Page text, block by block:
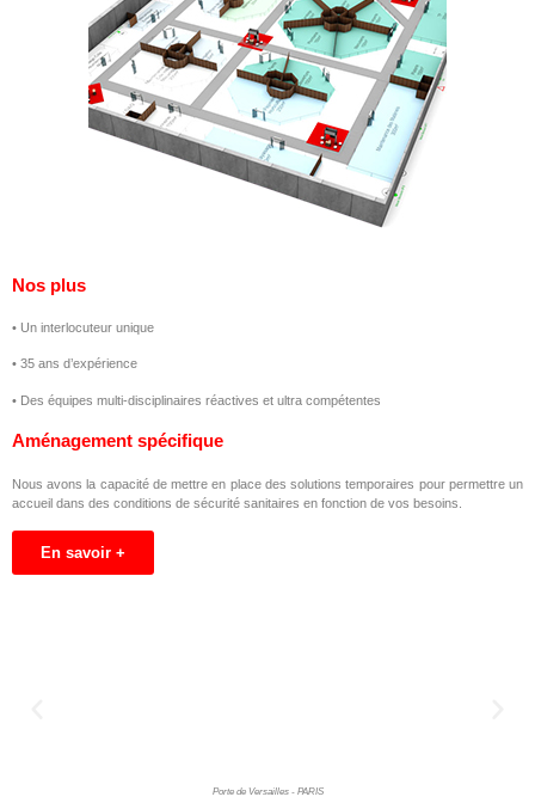
Nos plus
• Un interlocuteur unique
• 35 ans d’expérience
• Des équipes multi-disciplinaires réactives et ultra compétentes
Aménagement spécifique
Nous avons la capacité de mettre en place des solutions temporaires pour permettre un
accueil dans des conditions de sécurité sanitaires en fonction de vos besoins.
En savoir +